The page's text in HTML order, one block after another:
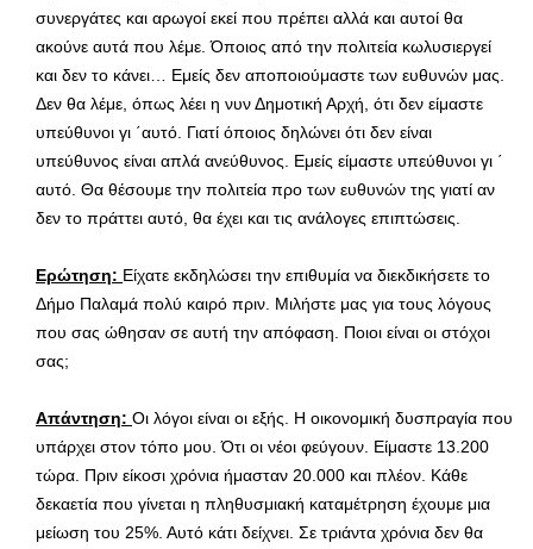
συνεργάτες και αρωγοί εκεί που πρέπει αλλά και αυτοί θα
ακούνε αυτά που λέμε. Όποιος από την πολιτεία κωλυσιεργεί
και δεν το κάνει… Εμείς δεν αποποιούμαστε των ευθυνών μας.
Δεν θα λέμε, όπως λέει η νυν Δημοτική Αρχή, ότι δεν είμαστε
υπεύθυνοι γι ΄αυτό. Γιατί όποιος δηλώνει ότι δεν είναι
υπεύθυνος είναι απλά ανεύθυνος. Εμείς είμαστε υπεύθυνοι γι ΄
αυτό. Θα θέσουμε την πολιτεία προ των ευθυνών της γιατί αν
δεν το πράττει αυτό, θα έχει και τις ανάλογες επιπτώσεις.
Ερώτηση: Είχατε εκδηλώσει την επιθυμία να διεκδικήσετε το
Δήμο Παλαμά πολύ καιρό πριν. Μιλήστε μας για τους λόγους
που σας ώθησαν σε αυτή την απόφαση. Ποιοι είναι οι στόχοι
σας;
Απάντηση: Οι λόγοι είναι οι εξής. Η οικονομική δυσπραγία που
υπάρχει στον τόπο μου. Ότι οι νέοι φεύγουν. Είμαστε 13.200
τώρα. Πριν είκοσι χρόνια ήμασταν 20.000 και πλέον. Κάθε
δεκαετία που γίνεται η πληθυσμιακή καταμέτρηση έχουμε μια
μείωση του 25%. Αυτό κάτι δείχνει. Σε τριάντα χρόνια δεν θα